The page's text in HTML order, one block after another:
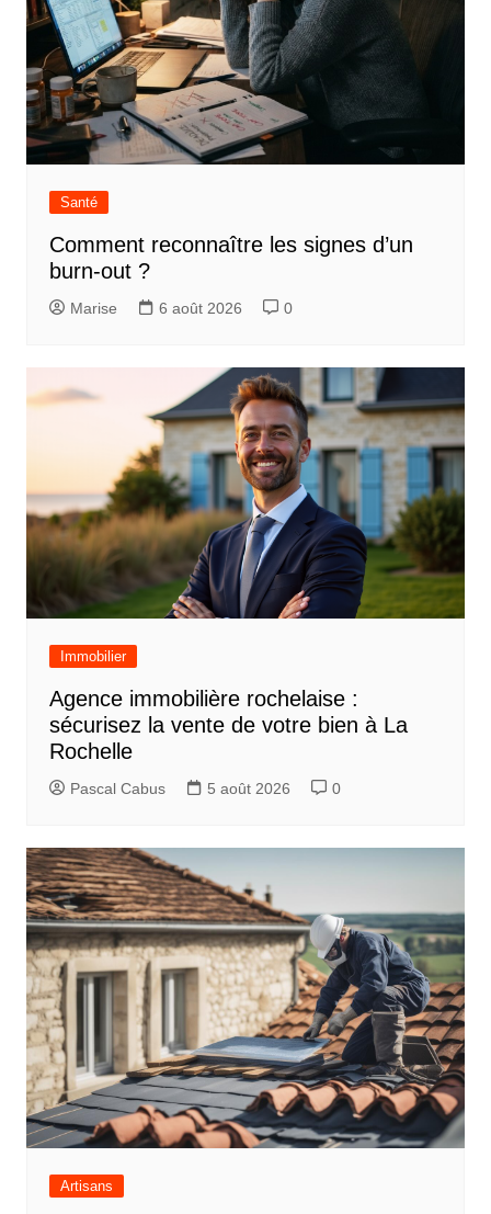
Santé
Comment reconnaître les signes d’un
burn-out ?
Marise 6 août 2026 0
Immobilier
Agence immobilière rochelaise :
sécurisez la vente de votre bien à La
Rochelle
Pascal Cabus 5 août 2026 0
Artisans